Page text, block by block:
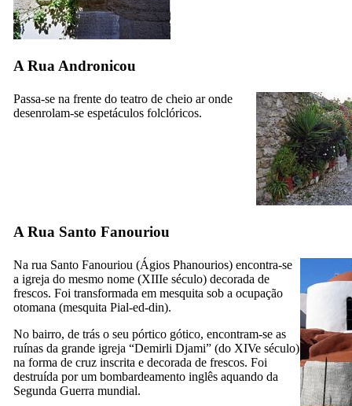
A Rua Andronicou
Passa-se na frente do teatro de cheio aronde
desenrolam-se espetáculos folclóricos.
A Rua Santo Fanouriou
Na rua Santo Fanouriou (Ágios Phanourios) encontra-se
a igreja do mesmo nome (XIIIe século) decorada de
frescos. Foi transformada em mesquita sob a ocupação
otomana (mesquita Pial-ed-din).
No bairro, de trás o seu pórtico gótico, encontram-se as
ruínas da grande igreja “Demirli Djami” (do XIVe século)
na forma de cruz inscrita e decorada de frescos. Foi
destruída por um bombardeamento inglês aquando da
Segunda Guerra mundial.